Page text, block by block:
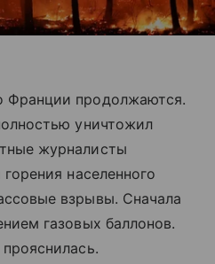
продолжаются.
уничтожил
журналисты
населенного
взрывы. Сначала
газовых баллонов.